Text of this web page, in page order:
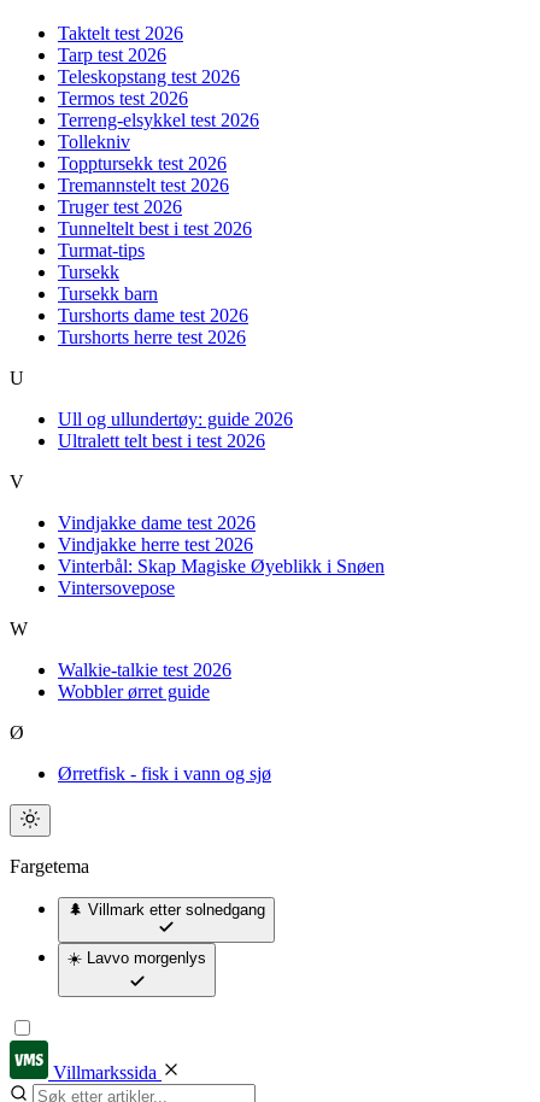
Taktelt test 2026
Tarp test 2026
Teleskopstang test 2026
Termos test 2026
Terreng-elsykkel test 2026
Tollekniv
Topptursekk test 2026
Tremannstelt test 2026
Truger test 2026
Tunneltelt best i test 2026
Turmat-tips
Tursekk
Tursekk barn
Turshorts dame test 2026
Turshorts herre test 2026
U
Ull og ullundertøy: guide 2026
Ultralett telt best i test 2026
V
Vindjakke dame test 2026
Vindjakke herre test 2026
Vinterbål: Skap Magiske Øyeblikk i Snøen
Vintersovepose
W
Walkie-talkie test 2026
Wobbler ørret guide
Ø
Ørretfisk - fisk i vann og sjø
Fargetema
🌲 Villmark etter solnedgang
☀️ Lavvo morgenlys
Villmarkssida